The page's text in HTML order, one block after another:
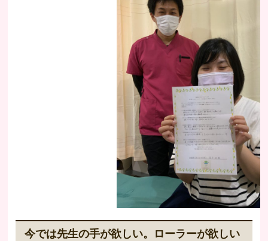
今では先生の手が欲しい。ローラーが欲しい